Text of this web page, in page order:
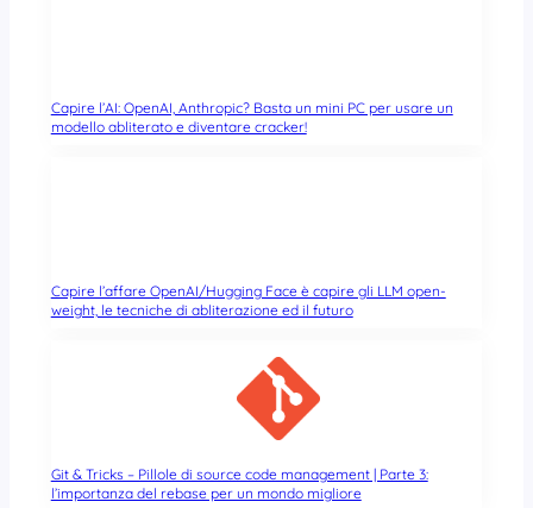
Capire l’AI: OpenAI, Anthropic? Basta un mini PC per usare un
modello abliterato e diventare cracker!
Capire l’affare OpenAI/Hugging Face è capire gli LLM open-
weight, le tecniche di abliterazione ed il futuro
Git & Tricks – Pillole di source code management | Parte 3:
l’importanza del rebase per un mondo migliore